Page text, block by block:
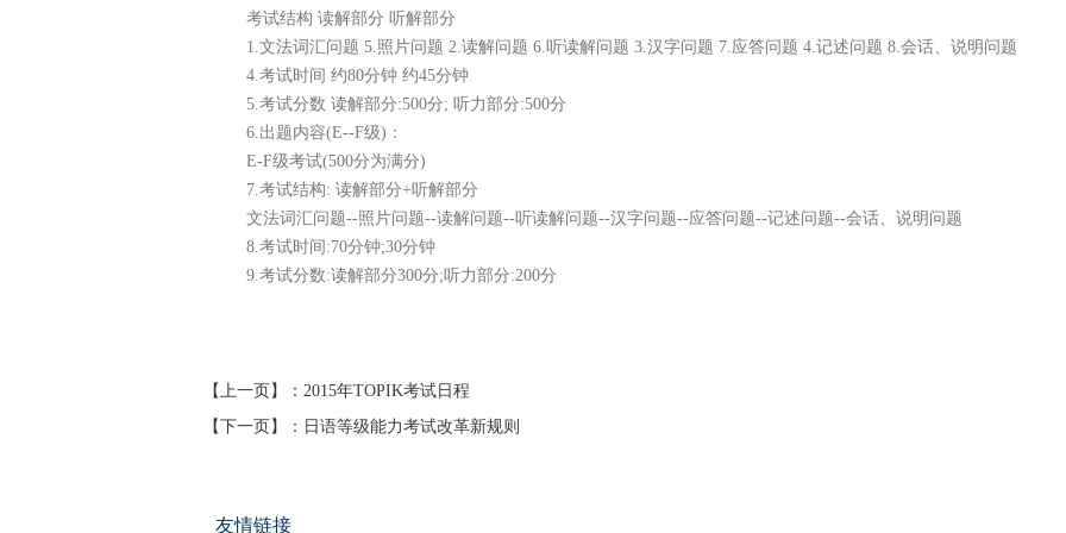
考试结构 读解部分 听解部分
1.文法词汇问题 5.照片问题 2.读解问题 6.听读解问题 3.汉字问题 7.应答问题 4.记述问题 8.会话、说明问题
4.考试时间 约80分钟 约45分钟
5.考试分数 读解部分:500分; 听力部分:500分
6.出题内容(E--F级)：
E-F级考试(500分为满分)
7.考试结构: 读解部分+听解部分
文法词汇问题--照片问题--读解问题--听读解问题--汉字问题--应答问题--记述问题--会话、说明问题
8.考试时间:70分钟;30分钟
9.考试分数:读解部分300分;听力部分:200分
【上一页】： 2015年TOPIK考试日程
【下一页】： 日语等级能力考试改革新规则
友情链接